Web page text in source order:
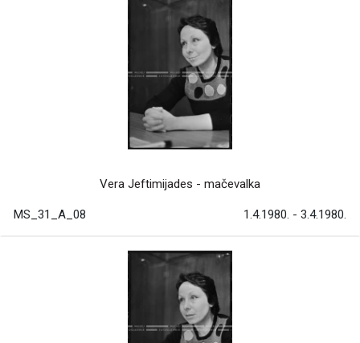
Vera Jeftimijades - mačevalka
MS_31_A_08 1.4.1980. - 3.4.1980.